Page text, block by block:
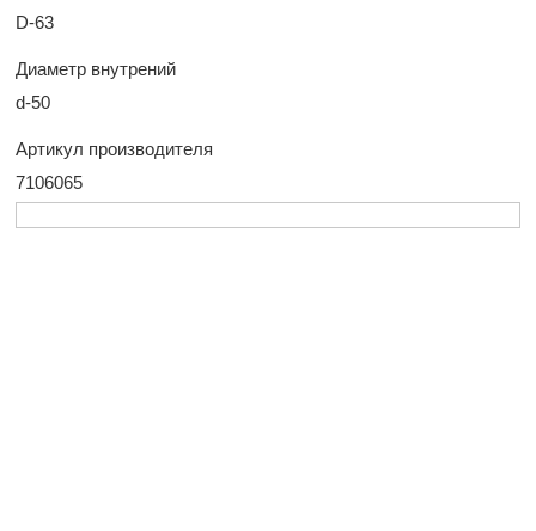
D-63
Диаметр внутрений
d-50
Артикул производителя
7106065